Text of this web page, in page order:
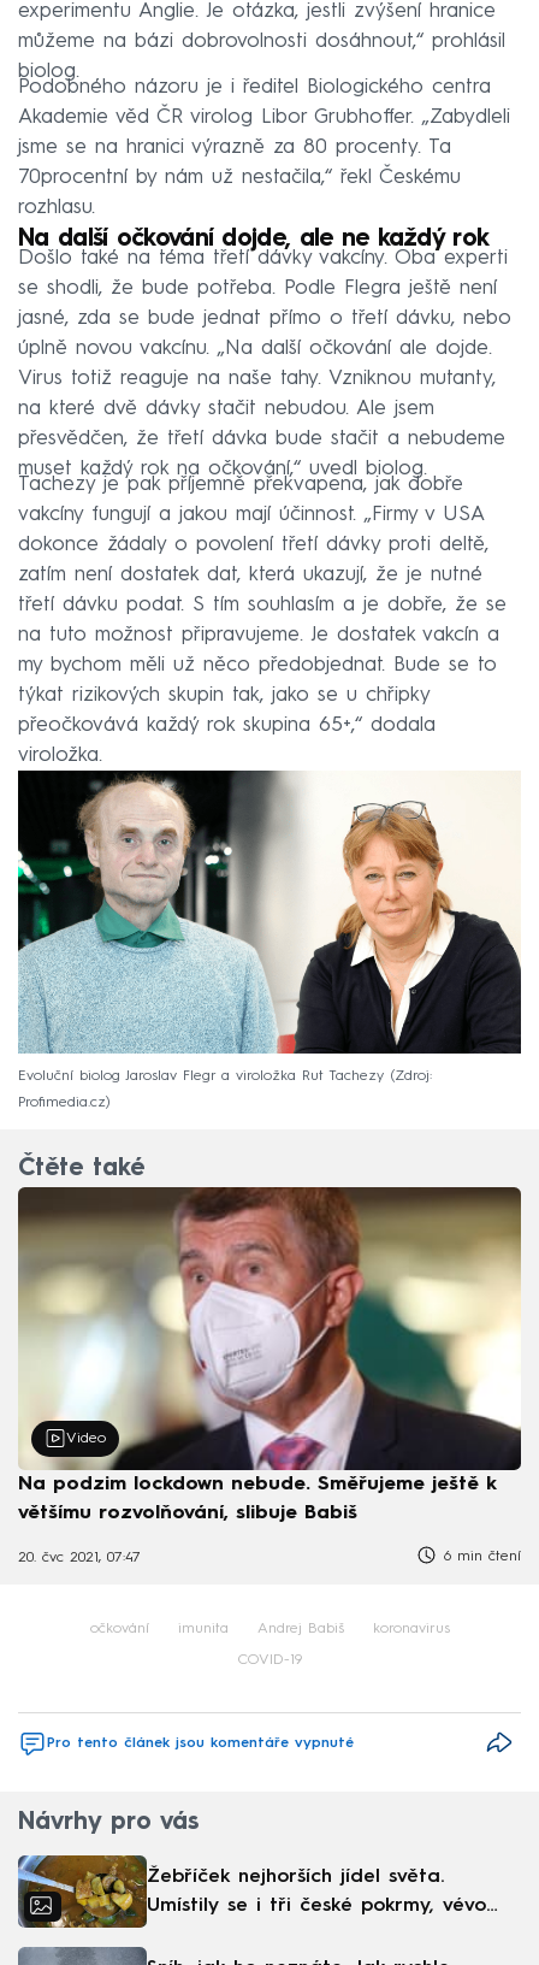
experimentu Anglie. Je otázka, jestli zvýšení hranice
můžeme na bázi dobrovolnosti dosáhnout,“ prohlásil
biolog.
Podobného názoru je i ředitel Biologického centra
Akademie věd ČR virolog Libor Grubhoffer. „Zabydleli
jsme se na hranici výrazně za 80 procenty. Ta
70procentní by nám už nestačila,“ řekl Českému
rozhlasu.
Na další očkování dojde, ale ne každý rok
Došlo také na téma třetí dávky vakcíny. Oba experti
se shodli, že bude potřeba. Podle Flegra ještě není
jasné, zda se bude jednat přímo o třetí dávku, nebo
úplně novou vakcínu. „Na další očkování ale dojde.
Virus totiž reaguje na naše tahy. Vzniknou mutanty,
na které dvě dávky stačit nebudou. Ale jsem
přesvědčen, že třetí dávka bude stačit a nebudeme
muset každý rok na očkování,“ uvedl biolog.
Tachezy je pak příjemně překvapena, jak dobře
vakcíny fungují a jakou mají účinnost. „Firmy v USA
dokonce žádaly o povolení třetí dávky proti deltě,
zatím není dostatek dat, která ukazují, že je nutné
třetí dávku podat. S tím souhlasím a je dobře, že se
na tuto možnost připravujeme. Je dostatek vakcín a
my bychom měli už něco předobjednat. Bude se to
týkat rizikových skupin tak, jako se u chřipky
přeočkovává každý rok skupina 65+,“ dodala
viroložka.
Evoluční biolog Jaroslav Flegr a viroložka Rut Tachezy
Zdroj:
Profimedia.cz
Čtěte také
Video
Na podzim lockdown nebude. Směřujeme ještě k
většímu rozvolňování, slibuje Babiš
20. čvc 2021, 07:47 6 min čtení
očkování imunita Andrej Babiš koronavirus
COVID-19
Pro tento článek jsou komentáře vypnuté
Návrhy pro vás
Žebříček nejhorších jídel světa.
Umístily se i tři české pokrmy, vévodí